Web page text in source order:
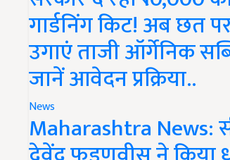
गार्डनिंग किट! अब छत
उगाएं ताजी ऑर्गेनिक
जानें आवेदन प्रक्रिया..
News
Maharashtra News: